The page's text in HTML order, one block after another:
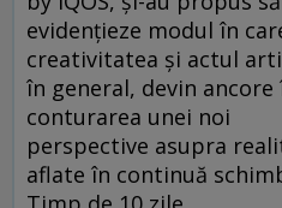
evidențieze modul în
creativitatea și actul
în general, devin ancore
conturarea unei noi
perspective asupra
aflate în continuă